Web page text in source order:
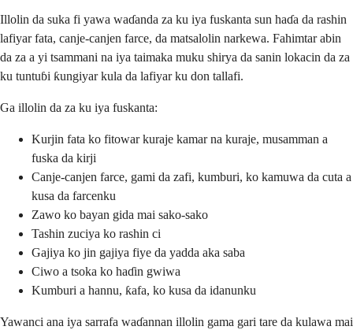
Illolin da suka fi yawa waɗanda za ku iya fuskanta sun haɗa da rashin
lafiyar fata, canje-canjen farce, da matsalolin narkewa. Fahimtar abin
da za a yi tsammani na iya taimaka muku shirya da sanin lokacin da za
ku tuntuɓi ƙungiyar kula da lafiyar ku don tallafi.
Ga illolin da za ku iya fuskanta:
Kurjin fata ko fitowar kuraje kamar na kuraje, musamman a
fuska da kirji
Canje-canjen farce, gami da zafi, kumburi, ko kamuwa da cuta a
kusa da farcenku
Zawo ko bayan gida mai sako-sako
Tashin zuciya ko rashin ci
Gajiya ko jin gajiya fiye da yadda aka saba
Ciwo a tsoka ko haɗin gwiwa
Kumburi a hannu, ƙafa, ko kusa da idanunku
Yawanci ana iya sarrafa waɗannan illolin gama gari tare da kulawa mai